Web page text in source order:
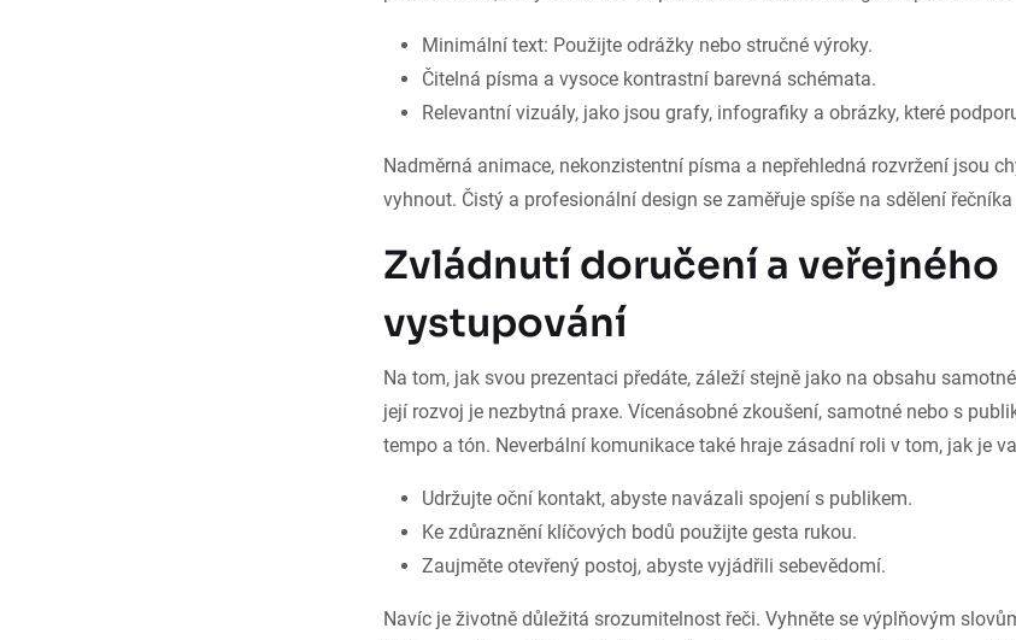
Minimální text: Použijte odrážky nebo stručné výroky.
Čitelná písma a vysoce kontrastní barevná schémata.
Relevantní vizuály, jako jsou grafy, infografiky a obrázky, které
Nadměrná animace, nekonzistentní písma a nepřehledná rozvržení jsou
vyhnout. Čistý a profesionální design se zaměřuje spíše na sdělení
Zvládnutí doručení a veřejného
vystupování
Na tom, jak svou prezentaci předáte, záleží stejně jako na obsahu
její rozvoj je nezbytná praxe. Vícenásobné zkoušení, samotné nebo s
tempo a tón. Neverbální komunikace také hraje zásadní roli v tom, jak je
Udržujte oční kontakt, abyste navázali spojení s publikem.
Ke zdůraznění klíčových bodů použijte gesta rukou.
Zaujměte otevřený postoj, abyste vyjádřili sebevědomí.
Navíc je životně důležitá srozumitelnost řeči. Vyhněte se výplňovým